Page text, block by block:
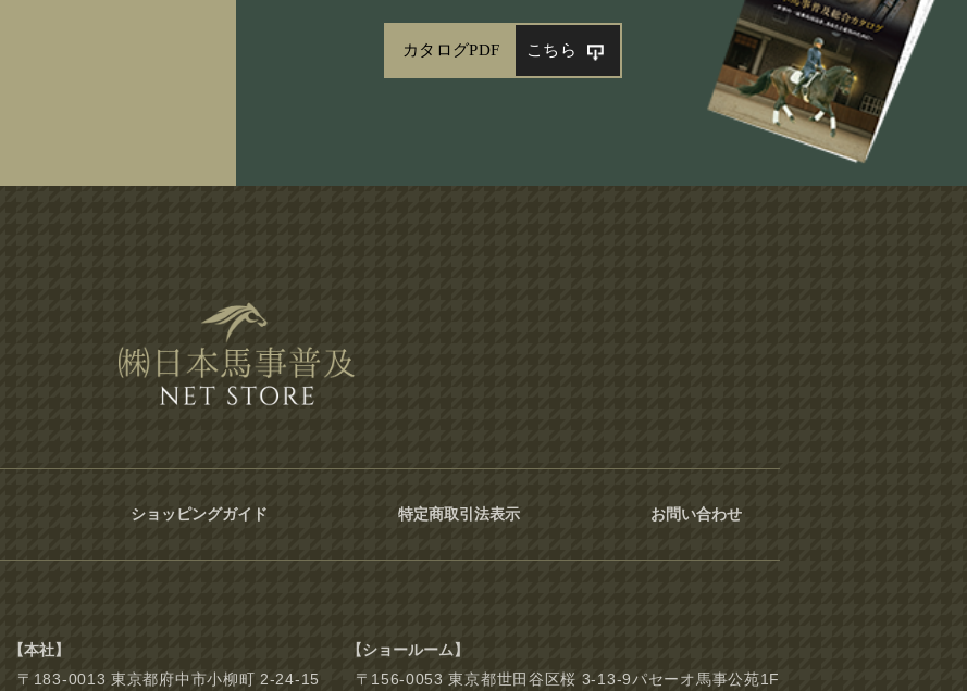
カタログPDF こちら
ショッピングガイド 特定商取引法表示 お問い合わせ
【本社】
〒183-0013 東京都府中市小柳町 2-24-15
【ショールーム】
〒156-0053 東京都世田谷区桜 3-13-9パセーオ馬事公苑1F